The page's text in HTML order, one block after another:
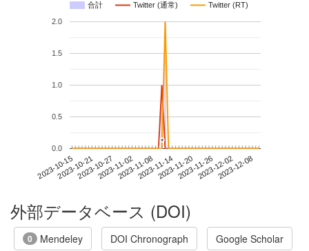
合計 Twitter (通常) Twitter (RT)
2023-10-152023-10-212023-10-272023-11-022023-11-082023-11-142023-11-202023-11-262023-12-022023-12-08
0.0
0.5
1.0
1.5
2.0
**
外部データベース (DOI)
0 Mendeley DOI Chronograph Google Scholar